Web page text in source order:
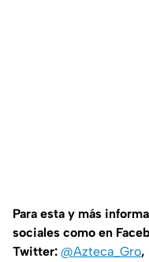
Para esta y más
sociales como en
Twitter: @Azteca_Gro,